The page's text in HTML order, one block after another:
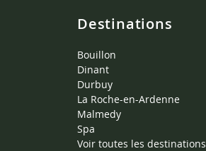
Destinations
Bouillon
Dinant
Durbuy
La Roche-en-Ardenne
Malmedy
Spa
Voir toutes les destinations